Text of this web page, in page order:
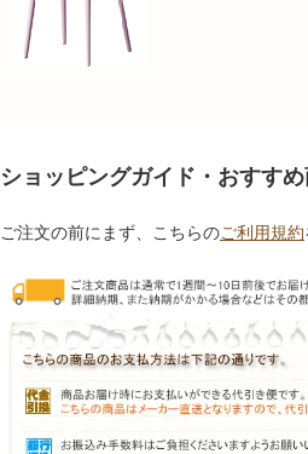
ショッピングガイド・おすす
ご注文の前にまず、こちらのご利用規約